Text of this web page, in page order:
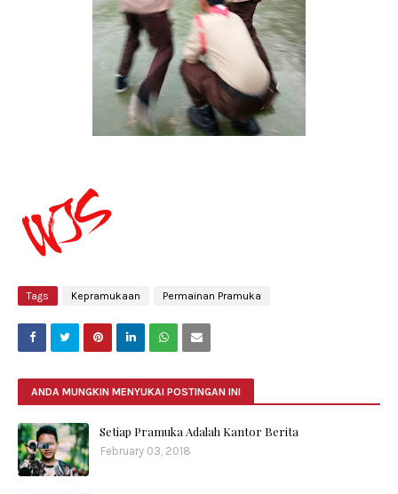
Tags Kepramukaan Permainan Pramuka
ANDA MUNGKIN MENYUKAI POSTINGAN INI
Setiap Pramuka Adalah Kantor Berita
February 03, 2018